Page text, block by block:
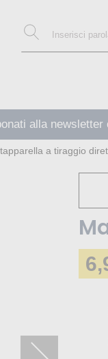
alla newsletter
a tiraggio